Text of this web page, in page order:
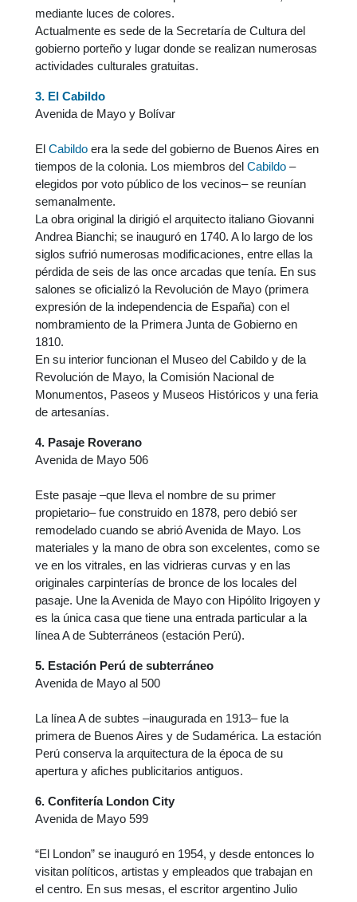
mediante luces de colores.
Actualmente es sede de la Secretaría de Cultura del
gobierno porteño y lugar donde se realizan numerosas
actividades culturales gratuitas.
3. El Cabildo
Avenida de Mayo y Bolívar
El Cabildo era la sede del gobierno de Buenos Aires en
tiempos de la colonia. Los miembros del Cabildo –
elegidos por voto público de los vecinos– se reunían
semanalmente.
La obra original la dirigió el arquitecto italiano Giovanni
Andrea Bianchi; se inauguró en 1740. A lo largo de los
siglos sufrió numerosas modificaciones, entre ellas la
pérdida de seis de las once arcadas que tenía. En sus
salones se oficializó la Revolución de Mayo (primera
expresión de la independencia de España) con el
nombramiento de la Primera Junta de Gobierno en
1810.
En su interior funcionan el Museo del Cabildo y de la
Revolución de Mayo, la Comisión Nacional de
Monumentos, Paseos y Museos Históricos y una feria
de artesanías.
4. Pasaje Roverano
Avenida de Mayo 506
Este pasaje –que lleva el nombre de su primer
propietario– fue construido en 1878, pero debió ser
remodelado cuando se abrió Avenida de Mayo. Los
materiales y la mano de obra son excelentes, como se
ve en los vitrales, en las vidrieras curvas y en las
originales carpinterías de bronce de los locales del
pasaje. Une la Avenida de Mayo con Hipólito Irigoyen y
es la única casa que tiene una entrada particular a la
línea A de Subterráneos (estación Perú).
5. Estación Perú de subterráneo
Avenida de Mayo al 500
La línea A de subtes –inaugurada en 1913– fue la
primera de Buenos Aires y de Sudamérica. La estación
Perú conserva la arquitectura de la época de su
apertura y afiches publicitarios antiguos.
6. Confitería London City
Avenida de Mayo 599
“El London” se inauguró en 1954, y desde entonces lo
visitan políticos, artistas y empleados que trabajan en
el centro. En sus mesas, el escritor argentino Julio